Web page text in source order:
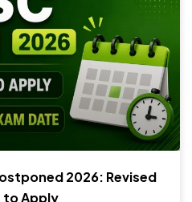
2026: Revised
to Apply